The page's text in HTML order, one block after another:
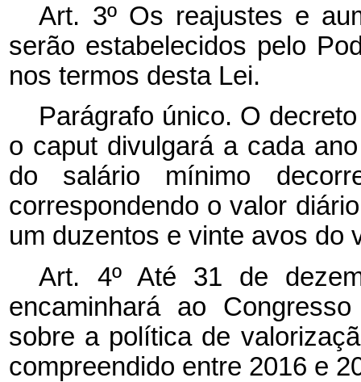
Art. 3º Os reajustes e
serão estabelecidos pelo
nos termos desta Lei.
Parágrafo único. O
o caput divulgará a cada
do salário mínimo
correspondendo o valor
um duzentos e vinte avos do
Art. 4º Até 31 de
encaminhará ao
sobre a política de
compreendido entre 2016 e